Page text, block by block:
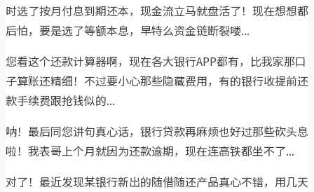
时选了按月付息到期还本，现金流立马就盘活了！现在想想都
后怕，要是选了等额本息，早特么资金链断裂喽...
您看这个还款计算器啊，现在各大银行APP都有，比我家那口
子算账还精细！不过要小心那些隐藏费用，有的银行收提前还
款手续费跟抢钱似的...
呐！最后同您讲句真心话，银行贷款再麻烦也好过那些砍头息
啦！我表哥上个月就因为还款逾期，现在连高铁都坐不了...
对了！最近发现某银行新出的随借随还产品真心不错，用几天